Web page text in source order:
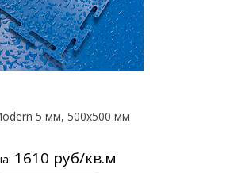
5 мм, 500х500 мм
1610 руб/кв.м